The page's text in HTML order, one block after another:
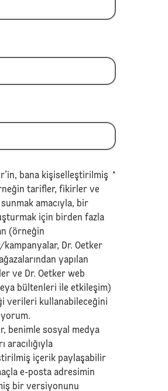
bana kişiselleştirilmiş
tarifler, fikirler ve
amacıyla, bir
için birden fazla
(örneğin
Dr. Oetker
yapılan
ve Dr. Oetker web
bültenleri ile etkileşim)
verileri kullanabileceğini
benimle sosyal medya
aracılığıyla
içerik paylaşabilir
e-posta adresimin
bir versiyonunu
*